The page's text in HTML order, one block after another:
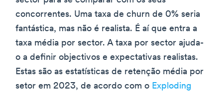
concorrentes. Uma taxa de churn de 0% seria
fantástica, mas não é realista. É aí que entra a
taxa média por sector. A taxa por sector ajuda-
o a definir objectivos e expectativas realistas.
Estas são as estatísticas de retenção média por
setor em 2023, de acordo com o Exploding